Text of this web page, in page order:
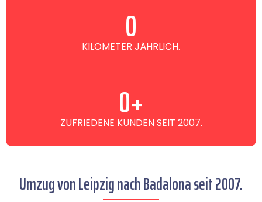
KILOMETER JÄHRLICH.
0
ZUFRIEDENE KUNDEN SEIT 2007.
0+
Umzug von Leipzig nach Badalona seit 2007.